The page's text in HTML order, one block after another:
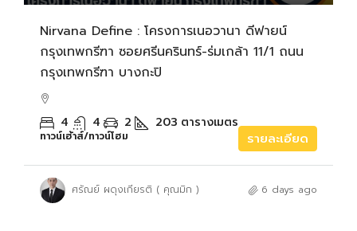
Nirvana Define : โครงการเนอวานา ดีฟายน์
กรุงเทพกรีฑา ซอยศรีนครินทร์-ร่มเกล้า 11/1 ถนน
กรุงเทพกรีฑา บางกะปิ
4 4 2 203 ตารางเมตร
ทาวน์เฮ้าส์/ทาวน์โฮม รายละเอียด
ศรัณย์ ผดุงเกียรติ ( คุณมิก ) 6 days ago